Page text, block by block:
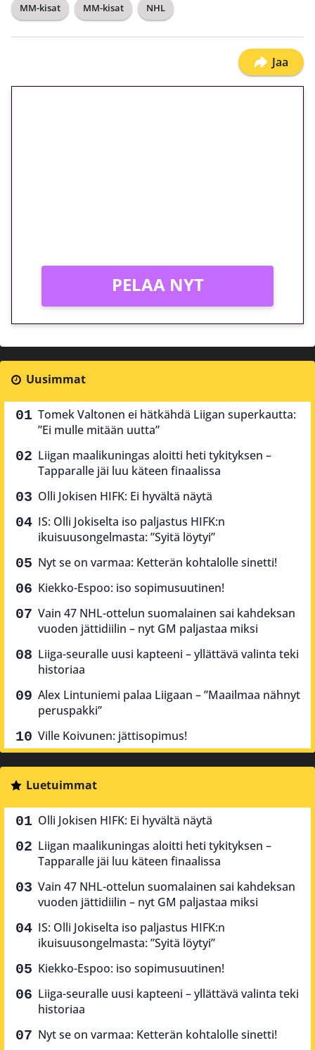
MM-kisat MM-kisat NHL
Jaa
PELAA NYT
Uusimmat
Tomek Valtonen ei hätkähdä Liigan superkautta:
”Ei mulle mitään uutta”
Liigan maalikuningas aloitti heti tykityksen –
Tapparalle jäi luu käteen finaalissa
Olli Jokisen HIFK: Ei hyvältä näytä
IS: Olli Jokiselta iso paljastus HIFK:n
ikuisuusongelmasta: ”Syitä löytyi”
Nyt se on varmaa: Ketterän kohtalolle sinetti!
Kiekko-Espoo: iso sopimusuutinen!
Vain 47 NHL-ottelun suomalainen sai kahdeksan
vuoden jättidiilin – nyt GM paljastaa miksi
Liiga-seuralle uusi kapteeni – yllättävä valinta teki
historiaa
Alex Lintuniemi palaa Liigaan – ”Maailmaa nähnyt
peruspakki”
Ville Koivunen: jättisopimus!
Luetuimmat
Olli Jokisen HIFK: Ei hyvältä näytä
Liigan maalikuningas aloitti heti tykityksen –
Tapparalle jäi luu käteen finaalissa
Vain 47 NHL-ottelun suomalainen sai kahdeksan
vuoden jättidiilin – nyt GM paljastaa miksi
IS: Olli Jokiselta iso paljastus HIFK:n
ikuisuusongelmasta: ”Syitä löytyi”
Kiekko-Espoo: iso sopimusuutinen!
Liiga-seuralle uusi kapteeni – yllättävä valinta teki
historiaa
Nyt se on varmaa: Ketterän kohtalolle sinetti!